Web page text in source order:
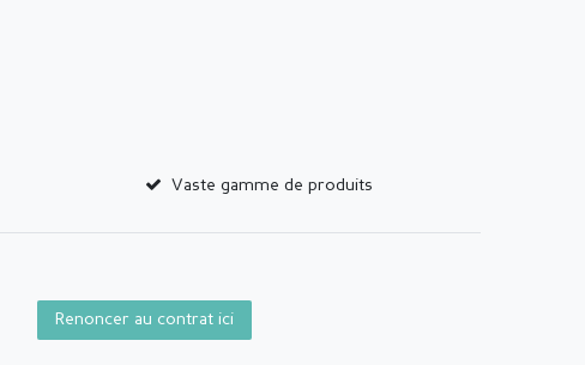
Vaste gamme de produits
Renoncer au contrat ici